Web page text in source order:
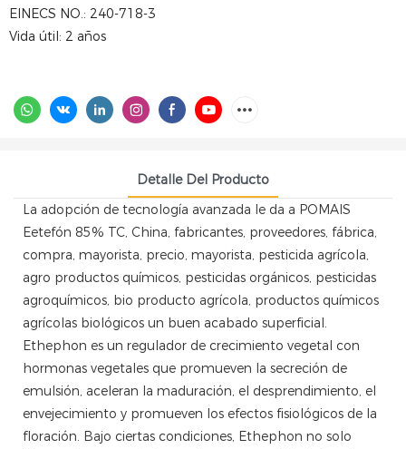
EINECS NO.: 240-718-3
Vida útil: 2 años
Detalle Del Producto
La adopción de tecnología avanzada le da a POMAIS
Eetefón 85% TC, China, fabricantes, proveedores, fábrica,
compra, mayorista, precio, mayorista, pesticida agrícola,
agro productos químicos, pesticidas orgánicos, pesticidas
agroquímicos, bio producto agrícola, productos químicos
agrícolas biológicos un buen acabado superficial.
Ethephon es un regulador de crecimiento vegetal con
hormonas vegetales que promueven la secreción de
emulsión, aceleran la maduración, el desprendimiento, el
envejecimiento y promueven los efectos fisiológicos de la
floración. Bajo ciertas condiciones, Ethephon no solo